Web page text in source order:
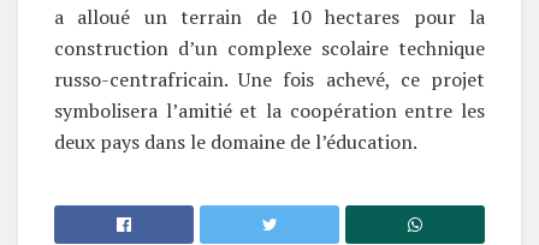
a alloué un terrain de 10 hectares pour la
construction d’un complexe scolaire technique
russo-centrafricain. Une fois achevé, ce projet
symbolisera l’amitié et la coopération entre les
deux pays dans le domaine de l’éducation.